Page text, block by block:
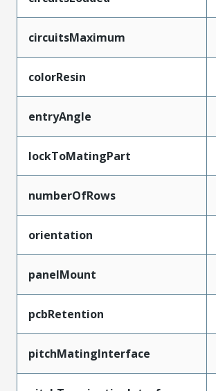
circuitsMaximum
colorResin
entryAngle
lockToMatingPart
numberOfRows
orientation
panelMount
pcbRetention
pitchMatingInterface